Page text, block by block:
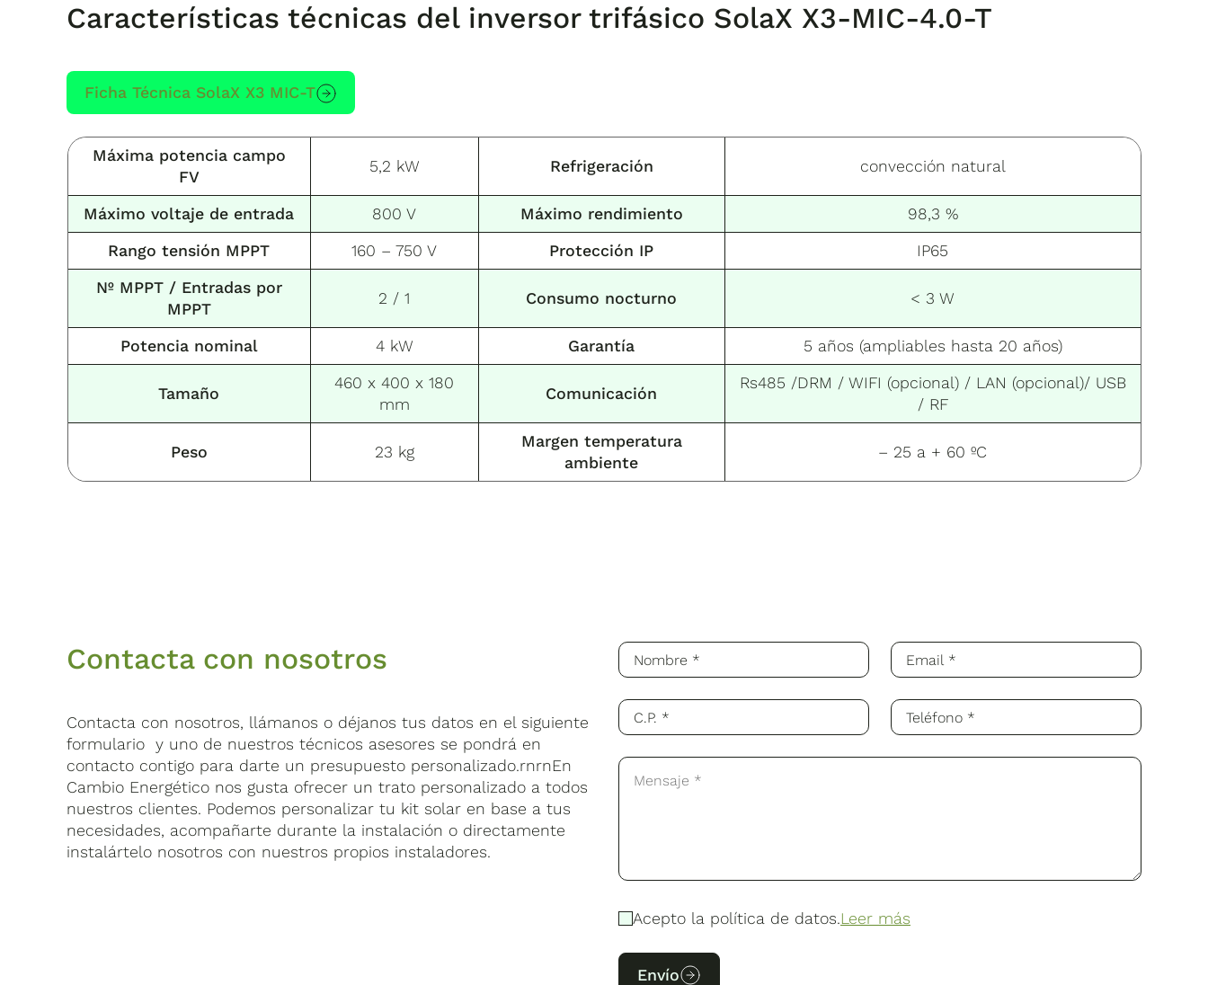
Características técnicas del inversor trifásico SolaX X3-MIC-4.0-T
Ficha Técnica SolaX X3 MIC-T
Máxima potencia campo
FV
5,2 kW Refrigeración convección natural
Máximo voltaje de entrada 800 V Máximo rendimiento
98,3 %
Rango tensión MPPT
160 – 750 V Protección IP
IP65
Nº MPPT / Entradas por
MPPT
2 / 1 Consumo nocturno < 3 W
Potencia nominal 4 kW Garantía 5 años (ampliables hasta 20 años)
Tamaño
460 x 400 x 180
mm
Comunicación
Rs485 /DRM / WIFI (opcional) / LAN (opcional)/ USB
/ RF
Peso 23 kg
Margen temperatura
ambiente
– 25 a + 60 ºC
Contacta con nosotros
Contacta con nosotros, llámanos o déjanos tus datos en el siguiente
formulario y uno de nuestros técnicos asesores se pondrá en
contacto contigo para darte un presupuesto personalizado.rnrnEn
Cambio Energético nos gusta ofrecer un trato personalizado a todos
nuestros clientes. Podemos personalizar tu kit solar en base a tus
necesidades, acompañarte durante la instalación o directamente
instalártelo nosotros con nuestros propios instaladores.
Acepto la política de datos.Leer más
Envío